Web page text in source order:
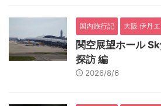
国内旅行記 大阪 伊丹
関空展望ホール
探訪 編
2026/8/6